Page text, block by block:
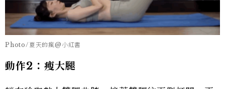
Photo/夏天的瘋@小紅書
動作2：瘦大腿